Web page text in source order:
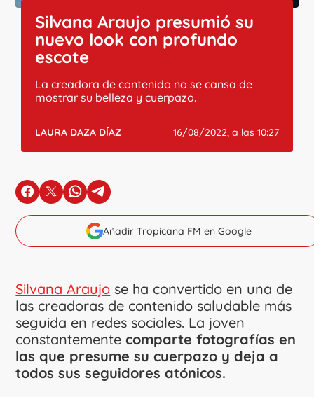
Silvana Araujo presumió su
nuevo look con profundo
escote
La creadora de contenido no se cansa de
mostrar su belleza y cuerpazo.
LAURA DAZA DÍAZ 16/08/2022, a las 10:27
en Facebook
en Xen Whatsapp
en Telegram
Añadir Tropicana FM en Google
Silvana Araujo se ha convertido en una de
las creadoras de contenido saludable más
seguida en redes sociales. La joven
constantementecomparte fotografías en
las que presume su cuerpazo y deja a
todos sus seguidores atónicos.